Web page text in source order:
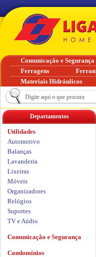
Departamentos
Utilidades
Automotivo
Balanças
Lavanderia
Lixeiras
Móveis
Organizadores
Relógios
Suportes
TV e Aúdio
Comunicação e Segurança
Condomínios
Comunicação e Segurança
Ferragens
Materiais Hidráulicos